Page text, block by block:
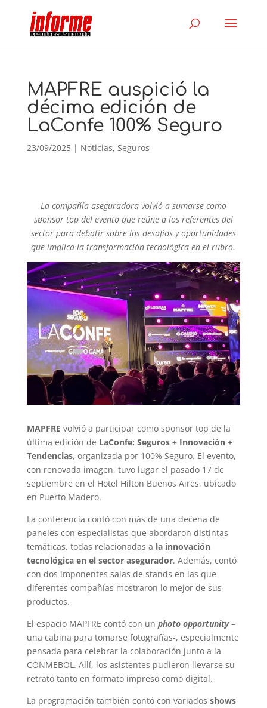
MAPFRE auspició la
décima edición de
LaConfe 100% Seguro
23/09/2025| Noticias, Seguros
La compañía aseguradora volvió a sumarse como
sponsor top del evento que reúne a los referentes del
sector para debatir sobre los desafíos y oportunidades
que implica la transformación tecnológica en el rubro.
MAPFRE volvió a participar como sponsor top de la
última edición de LaConfe: Seguros + Innovación +
Tendencias, organizada por 100% Seguro. El evento,
con renovada imagen, tuvo lugar el pasado 17 de
septiembre en el Hotel Hilton Buenos Aires, ubicado
en Puerto Madero.
La conferencia contó con más de una decena de
paneles con especialistas que abordaron distintas
temáticas, todas relacionadas a la innovación
tecnológica en el sector asegurador. Además, contó
con dos imponentes salas de stands en las que
diferentes compañías mostraron lo mejor de sus
productos.
El espacio MAPFRE contó con un photo opportunity–
una cabina para tomarse fotografías-, especialmente
pensada para celebrar la colaboración junto a la
CONMEBOL. Allí, los asistentes pudieron llevarse su
retrato tanto en formato impreso como digital.
La programación también contó con variados shows